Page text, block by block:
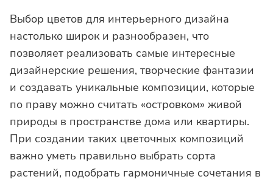
Выбор цветов для интерьерного дизайна
настолько широк и разнообразен, что
позволяет реализовать самые интересные
дизайнерские решения, творческие фантазии
и создавать уникальные композиции, которые
по праву можно считать «островком» живой
природы в пространстве дома или квартиры.
При создании таких цветочных композиций
важно уметь правильно выбрать сорта
растений, подобрать гармоничные сочетания в